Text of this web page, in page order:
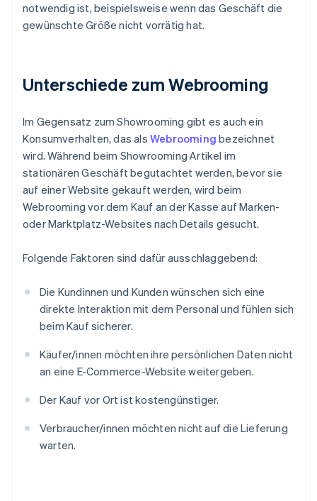
notwendig ist, beispielsweise wenn das Geschäft die
gewünschte Größe nicht vorrätig hat.
Unterschiede zum Webrooming
Im Gegensatz zum Showrooming gibt es auch ein
Konsumverhalten, das als Webrooming bezeichnet
wird. Während beim Showrooming Artikel im
stationären Geschäft begutachtet werden, bevor sie
auf einer Website gekauft werden, wird beim
Webrooming vor dem Kauf an der Kasse auf Marken-
oder Marktplatz-Websites nach Details gesucht.
Folgende Faktoren sind dafür ausschlaggebend:
Die Kundinnen und Kunden wünschen sich eine
direkte Interaktion mit dem Personal und fühlen sich
beim Kauf sicherer.
Käufer/innen möchten ihre persönlichen Daten nicht
an eine E-Commerce-Website weitergeben.
Der Kauf vor Ort ist kostengünstiger.
Verbraucher/innen möchten nicht auf die Lieferung
warten.